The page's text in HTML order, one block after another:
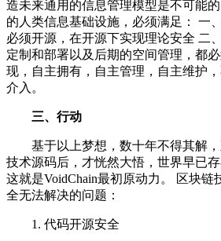
造未来通用的信息管理模型是不可能
的人类信息基础设施，必须满足： 一
必须开源，在开源下实现理论安全 二
定制和部署以及后期的空间管理，都
现，自主拥有，自主管理，自主维护
介入。
三、行动
基于以上梦想，数十年不得其解
技术源码后，才恍然大悟，世界早已
这就是VoidChain最初原动力。 区块链
全无法解决的问题：
1. 代码开源安全